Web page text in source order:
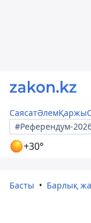
СаясатӘлемҚаржы
#Референдум-
+30°
Басты Барлық